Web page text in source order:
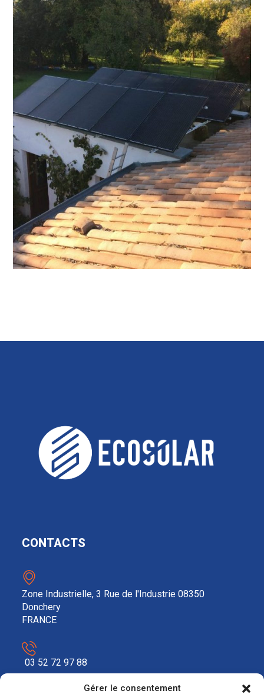
Gérer le consentement
CONTACTS
Zone Industrielle, 3 Rue de l'Industrie 08350
Donchery
FRANCE
03 52 72 97 88